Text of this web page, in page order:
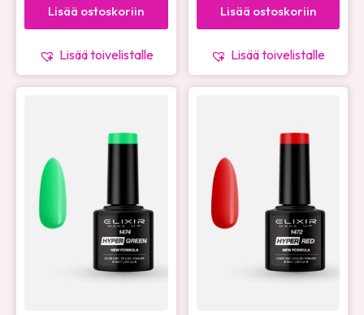
Lisää ostoskoriin
Lisää toivelistalle
Lisää ostoskoriin
Lisää toivelistalle